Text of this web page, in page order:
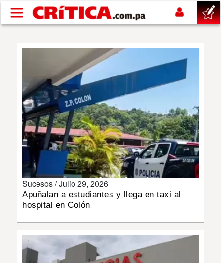
Pasar al contenido principal
NACIONAL
POLÍTICA
DEPORTES
INSÓLITAS
Sucesos /Julio 29, 2026
Apuñalan a estudiantes y llega en taxi al
hospital en Colón